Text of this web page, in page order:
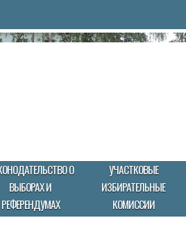
О
ВЫБОРАХ И
РЕФЕРЕНДУМАХ
УЧАСТКОВЫЕ
ИЗБИРАТЕЛЬНЫЕ
КОМИССИИ